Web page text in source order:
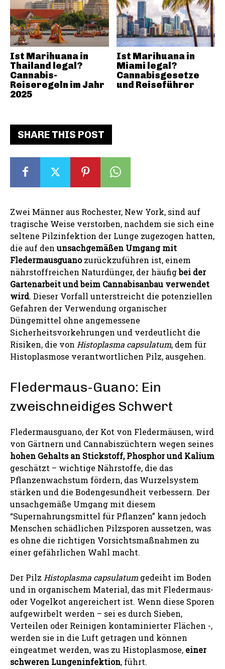
SHARE THIS POST
Zwei Männer aus Rochester, New York, sind auf
tragische Weise verstorben, nachdem sie sich eine
seltene Pilzinfektion der Lunge zugezogen hatten,
die auf den unsachgemäßen Umgang mit
Fledermausguanozurückzuführen ist, einem
nährstoffreichen Naturdünger, der häufigbei der
Gartenarbeit und beim Cannabisanbau verwendet
wird. Dieser Vorfall unterstreicht die potenziellen
Gefahren der Verwendung organischer
Düngemittel ohne angemessene
Sicherheitsvorkehrungen und verdeutlicht die
Risiken, die von Histoplasma capsulatum, dem für
Histoplasmose verantwortlichen Pilz, ausgehen.
Fledermaus-Guano: Ein
zweischneidiges Schwert
Fledermausguano, der Kot von Fledermäusen, wird
von Gärtnern und Cannabiszüchtern wegen seines
hohen Gehalts an Stickstoff, Phosphor und Kalium
geschätzt – wichtige Nährstoffe, die das
Pflanzenwachstum fördern, das Wurzelsystem
stärken und die Bodengesundheit verbessern. Der
unsachgemäße Umgang mit diesem
“Supernahrungsmittel für Pflanzen” kann jedoch
Menschen schädlichen Pilzsporen aussetzen, was
es ohne die richtigen Vorsichtsmaßnahmen zu
einer gefährlichen Wahl macht.
Der Pilz Histoplasma capsulatum gedeiht im Boden
und in organischem Material, das mit Fledermaus-
oder Vogelkot angereichert ist. Wenn diese Sporen
aufgewirbelt werden – sei es durch Sieben,
Verteilen oder Reinigen kontaminierter Flächen -,
werden sie in die Luft getragen und können
eingeatmet werden, was zu Histoplasmose, einer
schweren Lungeninfektion, führt.
Ist Marihuana in
Thailand legal?
Cannabis-
Reiseregeln im Jahr
2025
Ist Marihuana in
Miami legal?
Cannabisgesetze
und Reiseführer